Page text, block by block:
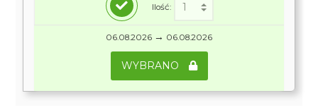
Ilość:
06.08.2026 → 06.08.2026
WYBRANO